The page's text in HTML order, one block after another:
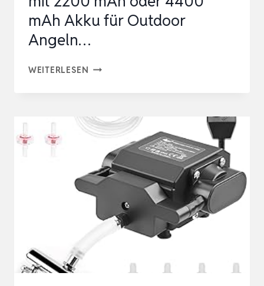
mAh Akku für Outdoor
Angeln…
WEITERLESEN LUFTPUMPE
AUFLADBAR
MIT
2200
MAH
ODER